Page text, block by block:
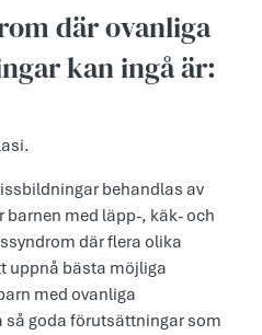
där ovanliga
kan ingå är:
behandlas av
med läpp-, käk- och
där flera olika
uppnå bästa möjliga
med ovanliga
goda förutsättningar som